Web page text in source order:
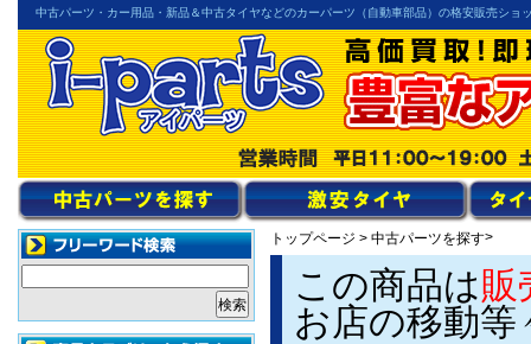
中古パーツ・カー用品・新品＆中古タイヤなどのカーパーツ（自動車部品）の格安販売ショ
トップページ > 中古パーツを探す>
この商品は販
お店の移動